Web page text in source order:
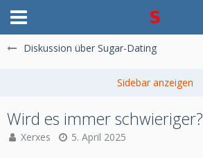
Diskussion über Sugar-Dating
Wird es immer schwieriger?
Xerxes 5. April 2025